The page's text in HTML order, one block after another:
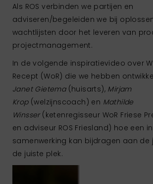
Als ROS verbinden we partijen en
adviseren/begeleiden we bij
wachtlijsten door het leveren van
projectmanagement.
In de volgende inspiratievideo over
Recept (WoR) die we hebben
Janet Gietema(huisarts), Mirjam
Krop(welzijnscoach) en Mathilde
Winsser(ketenregisseur WoR Friese
en adviseur ROS Friesland) hoe een
samenwerking kan bijdragen aan de
de juiste plek.